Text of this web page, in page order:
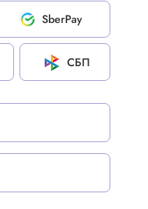
SberPay
СБП